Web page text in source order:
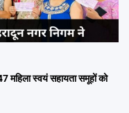
स्वयं सहायता समूहों को